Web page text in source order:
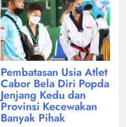
Pembatasan Usia Atlet
Cabor Bela Diri Popda
Jenjang Kedu dan
Provinsi Kecewakan
Banyak Pihak